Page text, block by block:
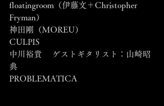
floatingroom（伊藤文＋Christopher
Fryman）
神田剛（MOREU）
CULPIS
中川裕貴　 ゲストギタリスト：山崎昭
典
PROBLEMATICA